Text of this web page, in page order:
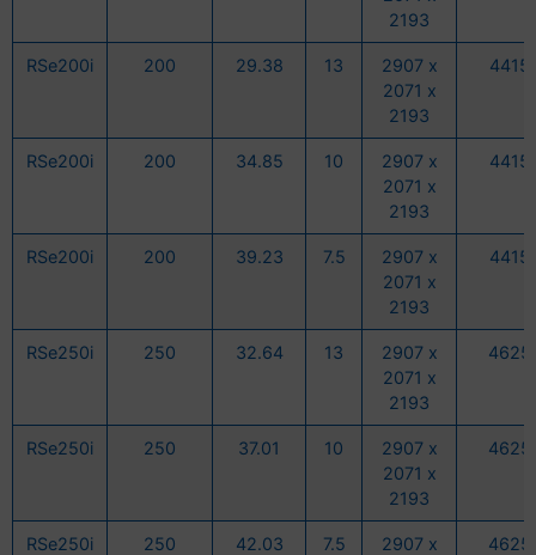
2193
RSe200i 200 29.38 13
2907 x
2071 x
2193
4415
RSe200i 200 34.85 10
2907 x
2071 x
2193
4415
RSe200i 200 39.23 7.5
2907 x
2071 x
2193
4415
RSe250i 250 32.64 13
2907 x
2071 x
2193
4625
RSe250i 250 37.01 10
2907 x
2071 x
2193
4625
RSe250i 250 42.03 7.5
2907 x
4625